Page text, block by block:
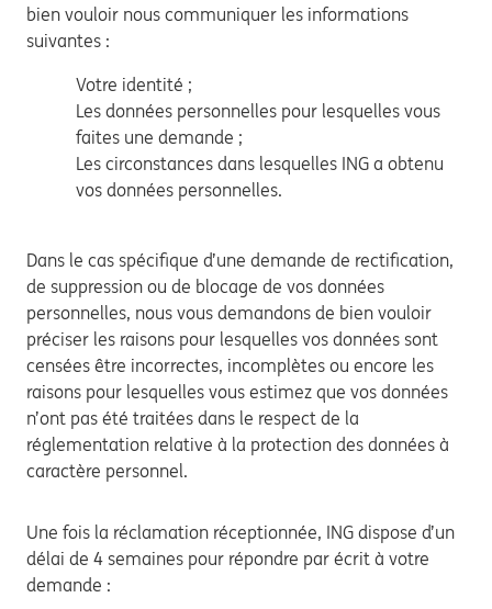
bien vouloir nous communiquer les informations
suivantes :
Votre identité ;
Les données personnelles pour lesquelles vous
faites une demande ;
Les circonstances dans lesquelles ING a obtenu
vos données personnelles.
Dans le cas spécifique d’une demande de rectification,
de suppression ou de blocage de vos données
personnelles, nous vous demandons de bien vouloir
préciser les raisons pour lesquelles vos données sont
censées être incorrectes, incomplètes ou encore les
raisons pour lesquelles vous estimez que vos données
n’ont pas été traitées dans le respect de la
réglementation relative à la protection des données à
caractère personnel.
Une fois la réclamation réceptionnée, ING dispose d’un
délai de 4 semaines pour répondre par écrit à votre
demande :